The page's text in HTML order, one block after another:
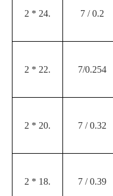
2 * 24. 7 / 0.2
2 * 22. 7/0.254
2 * 20. 7 / 0.32
2 * 18. 7 / 0.39